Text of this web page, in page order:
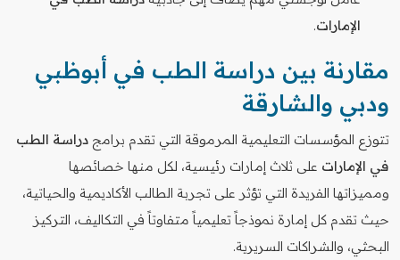
الإمارات.
مقارنة بين دراسة الطب في أبوظبي
ودبي والشارقة
تتوزع المؤسسات التعليمية المرموقة التي تقدم برامج دراسة الطب
في الإمارات على ثلاث إمارات رئيسية، لكل منها خصائصها
ومميزاتها الفريدة التي تؤثر على تجربة الطالب الأكاديمية والحياتية،
حيث تقدم كل إمارة نموذجاً تعليمياً متفاوتاً في التكاليف، التركيز
البحثي، والشراكات السريرية.